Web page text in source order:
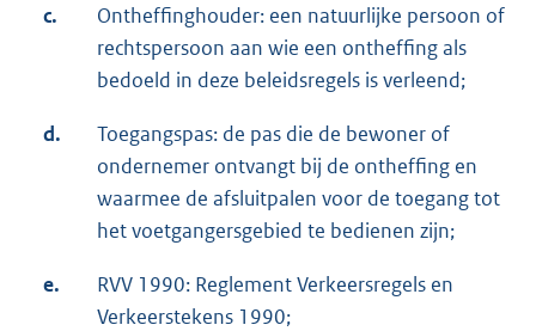
c.
Ontheffinghouder: een natuurlijke persoon of
rechtspersoon aan wie een ontheffing als
bedoeld in deze beleidsregels is verleend;
d.
Toegangspas: de pas die de bewoner of
ondernemer ontvangt bij de ontheffing en
waarmee de afsluitpalen voor de toegang tot
het voetgangersgebied te bedienen zijn;
e.
RVV 1990: Reglement Verkeersregels en
Verkeerstekens 1990;